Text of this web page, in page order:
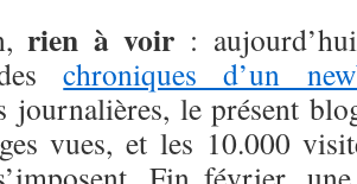
rien à voir :
chroniques d’un
journalières, le présent
vues, et les 10.000